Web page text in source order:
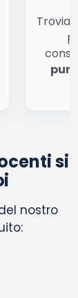
si
nostro